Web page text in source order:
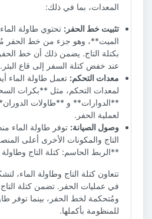
المعدات، بما في ذلك:
تثبيت خط الحفر: تحتوي طاولة
الميت**، وهو جزء من خط الحفر
بكتلة التاج. يضمن ذلك أن خط
عند خفض كتلة السفر إلى قاع البئر.
معدات التحكم: تعمل طاولة الماء
لمعدات التحكم، مثل **بكرات
**الدوارات** و **طاولات
لعملية الحفر.
وصول الصيانة: توفر طاولة الماء
التاج والمكونات الأخرى أعلى
**الربط الحاسم: كتلة التاج وطاولة
تتعاون كتلة التاج وطاولة الماء،
في عمليات الحفر. تضمن كتلة
ومُتحكمة لخط الحفر، بينما توفر
للمنظومة بأكملها.